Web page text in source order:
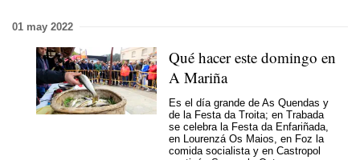
01 may 2022
Qué hacer este domingo en
A Mariña
Es el día grande de As Quendas y
de la Festa da Troita; en Trabada
se celebra la Festa da Enfariñada,
en Lourenzá Os Maios, en Foz la
comida socialista y en Castropol